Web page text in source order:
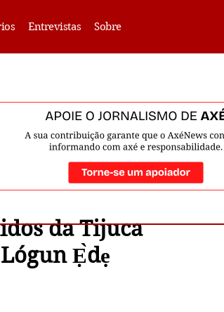
Entrevistas Sobre
da Tijuca
Ẹ̀dẹ